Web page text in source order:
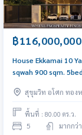
฿116,000,000
House Ekkamai 10
sqwah 900 sqm.
Pool Am:
สุขุมวิท อโศก ทอง
พื้นที่ : 80.00 ตร.ว.
5 มากกว่